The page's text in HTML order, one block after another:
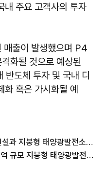
내 주요 고객사의 투자
출이 발생했으며 P4
화될 것으로 예상된
반도체 투자 및 국내 디
혹은 가시화될 예
신성이엔지 주가 5%↑...GS건설과 지붕형 태양광발전소 설치공사 계약
신성이엔지 주가 17%↑…"24억 규모 지붕형 태양광발전소 설치공사 수주"